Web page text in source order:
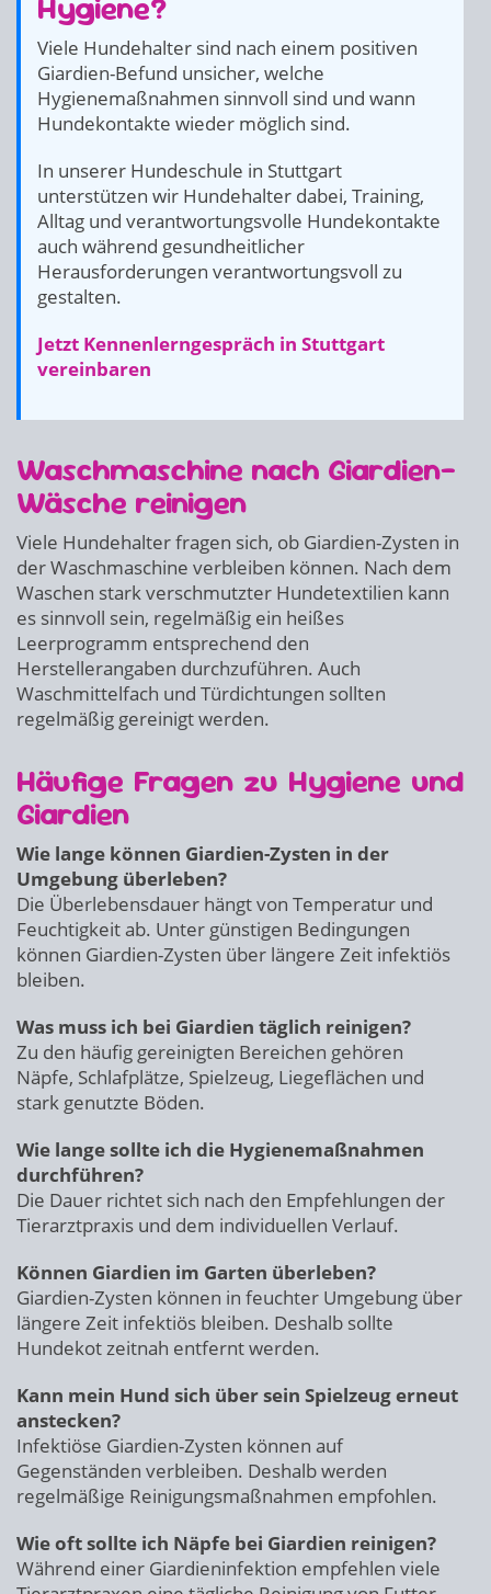
Viele Hundehalter sind nach einem positiven
Giardien-Befund unsicher, welche
Hygienemaßnahmen sinnvoll sind und wann
Hundekontakte wieder möglich sind.
In unserer Hundeschule in Stuttgart
unterstützen wir Hundehalter dabei, Training,
Alltag und verantwortungsvolle Hundekontakte
auch während gesundheitlicher
Herausforderungen verantwortungsvoll zu
gestalten.
Jetzt Kennenlerngespräch in Stuttgart
vereinbaren
Waschmaschine nach Giardien-
Wäsche reinigen
Viele Hundehalter fragen sich, ob Giardien-Zysten in
der Waschmaschine verbleiben können. Nach dem
Waschen stark verschmutzter Hundetextilien kann
es sinnvoll sein, regelmäßig ein heißes
Leerprogramm entsprechend den
Herstellerangaben durchzuführen. Auch
Waschmittelfach und Türdichtungen sollten
regelmäßig gereinigt werden.
Häufige Fragen zu Hygiene und
Giardien
Wie lange können Giardien-Zysten in der
Umgebung überleben?
Die Überlebensdauer hängt von Temperatur und
Feuchtigkeit ab. Unter günstigen Bedingungen
können Giardien-Zysten über längere Zeit infektiös
bleiben.
Was muss ich bei Giardien täglich reinigen?
Zu den häufig gereinigten Bereichen gehören
Näpfe, Schlafplätze, Spielzeug, Liegeflächen und
stark genutzte Böden.
Wie lange sollte ich die Hygienemaßnahmen
durchführen?
Die Dauer richtet sich nach den Empfehlungen der
Tierarztpraxis und dem individuellen Verlauf.
Können Giardien im Garten überleben?
Giardien-Zysten können in feuchter Umgebung über
längere Zeit infektiös bleiben. Deshalb sollte
Hundekot zeitnah entfernt werden.
Kann mein Hund sich über sein Spielzeug erneut
anstecken?
Infektiöse Giardien-Zysten können auf
Gegenständen verbleiben. Deshalb werden
regelmäßige Reinigungsmaßnahmen empfohlen.
Wie oft sollte ich Näpfe bei Giardien reinigen?
Während einer Giardieninfektion empfehlen viele